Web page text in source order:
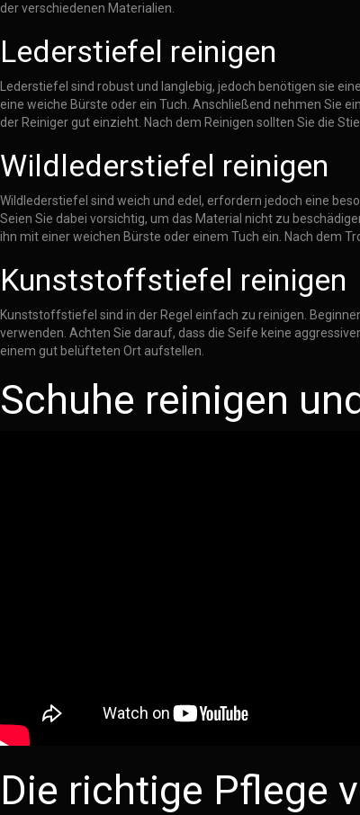
der verschiedenen Materialien.
Lederstiefel reinigen
Lederstiefel sind robust und langlebig, jedoch benötigen sie
eine weiche Bürste oder ein Tuch. Anschließend nehmen Sie
der Reiniger gut einzieht. Nach dem Reinigen sollten Sie die
Wildlederstiefel reinigen
Wildlederstiefel sind weich und edel, erfordern jedoch eine
Seien Sie dabei vorsichtig, um das Material nicht zu
ihn mit einer weichen Bürste oder einem Tuch ein. Nach dem
Kunststoffstiefel reinigen
Kunststoffstiefel sind in der Regel einfach zu reinigen.
verwenden. Achten Sie darauf, dass die Seife keine
einem gut belüfteten Ort aufstellen.
Schuhe reinigen
Die richtige Pflege